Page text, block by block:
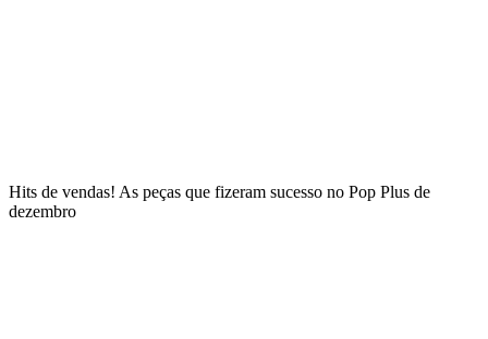
Hits de vendas! As peças que fizeram sucesso no Pop Plus de
dezembro